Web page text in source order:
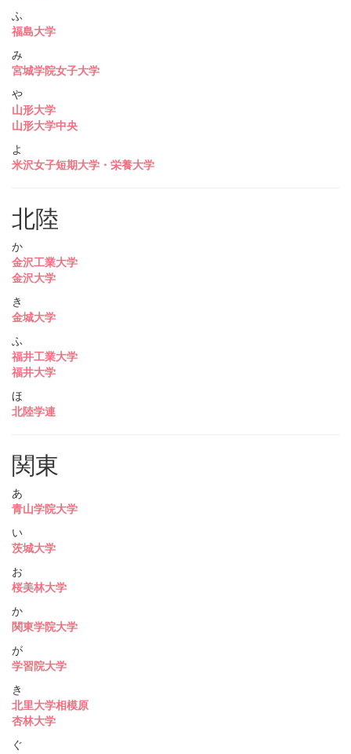
ふ
福島大学
み
宮城学院女子大学
や
山形大学
山形大学中央
よ
米沢女子短期大学・栄養大学
北陸
か
金沢工業大学
金沢大学
き
金城大学
ふ
福井工業大学
福井大学
ほ
北陸学連
関東
あ
青山学院大学
い
茨城大学
お
桜美林大学
か
関東学院大学
が
学習院大学
き
北里大学相模原
杏林大学
ぐ